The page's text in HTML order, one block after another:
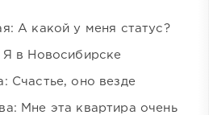
А какой у меня статус?
Я в Новосибирске
Счастье, оно везде
Мне эта квартира очень